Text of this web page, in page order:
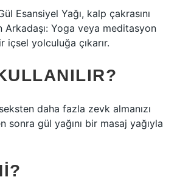
Esansiyel Yağı, kalp çakrasını
Arkadaşı: Yoga veya meditasyon
yolculuğa çıkarır.
daha fazla zevk almanızı
gül yağını bir masaj yağıyla